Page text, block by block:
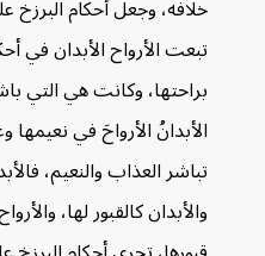
خلافه، وجعل أحكام البرزخ على
تبعت الأرواح الأبدان في
براحتها، وكانت هي التي
الأبدانُ الأرواحَ في نعيمها
تباشر العذاب والنعيم،
والأبدان كالقبور لها،